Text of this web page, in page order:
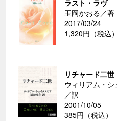
ラスト・ラヴ
玉岡かおる／著
2017/03/24
1,320円（税込）
リチャード二世
ウィリアム・
／訳
2001/10/05
385円（税込）